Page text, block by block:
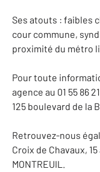
Ses atouts : faibles
cour commune,
proximité du métro
Pour toute
agence au 01 55 86
125 boulevard de la
Retrouvez-nous
Croix de Chavaux,
MONTREUIL.